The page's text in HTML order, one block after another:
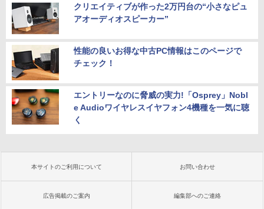
クリエイティブが作った2万円台の“小さなピュ
アオーディオスピーカー”
性能の良いお得な中古PC情報はこのページで
チェック！
エントリーなのに脅威の実力!「Osprey」Nobl
e Audioワイヤレスイヤフォン4機種を一気に聴
く
本サイトのご利用について お問い合わせ
広告掲載のご案内 編集部へのご連絡